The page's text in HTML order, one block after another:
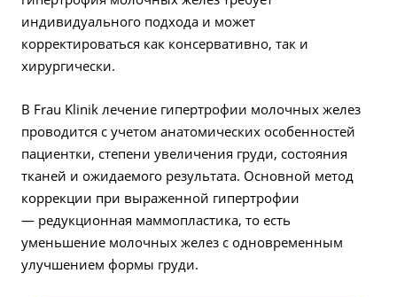
индивидуального подхода и может
корректироваться как консервативно, так и
хирургически.
В Frau Klinik лечение гипертрофии молочных желез
проводится с учетом анатомических особенностей
пациентки, степени увеличения груди, состояния
тканей и ожидаемого результата. Основной метод
коррекции при выраженной гипертрофии
— редукционная маммопластика, то есть
уменьшение молочных желез с одновременным
улучшением формы груди.